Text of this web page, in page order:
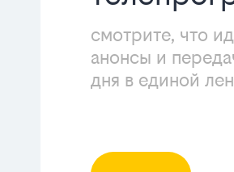
смотрите, что
анонсы и
дня в единой